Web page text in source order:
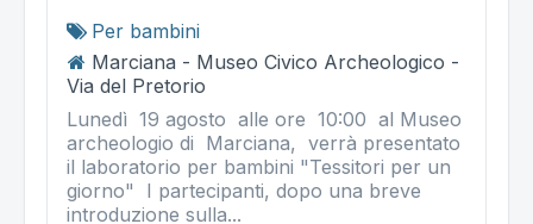
Per bambini
Marciana - Museo Civico Archeologico -
Via del Pretorio
Lunedì 19 agosto alle ore 10:00 al Museo
archeologio di Marciana, verrà presentato
il laboratorio per bambini "Tessitori per un
giorno" I partecipanti, dopo una breve
introduzione sulla...